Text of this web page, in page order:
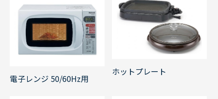
電子レンジ 50/60Hz用
ホットプレート